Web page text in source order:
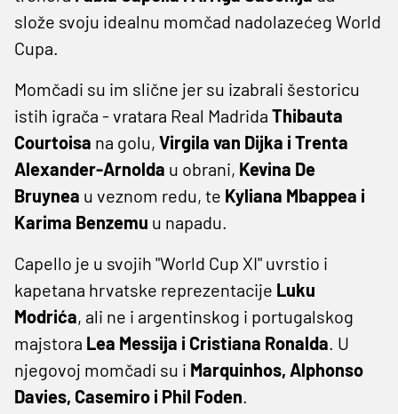
slože svoju idealnu momčad nadolazećeg World
Cupa.
Momčadi su im slične jer su izabrali šestoricu
istih igrača - vratara Real Madrida Thibauta
Courtoisa na golu, Virgila van Dijka i Trenta
Alexander-Arnolda u obrani, Kevina De
Bruynea u veznom redu, te Kyliana Mbappea i
Karima Benzemu u napadu.
Capello je u svojih "World Cup XI" uvrstio i
kapetana hrvatske reprezentacije Luku
Modrića, ali ne i argentinskog i portugalskog
majstora Lea Messija i Cristiana Ronalda. U
njegovoj momčadi su i Marquinhos, Alphonso
Davies, Casemiro i Phil Foden.